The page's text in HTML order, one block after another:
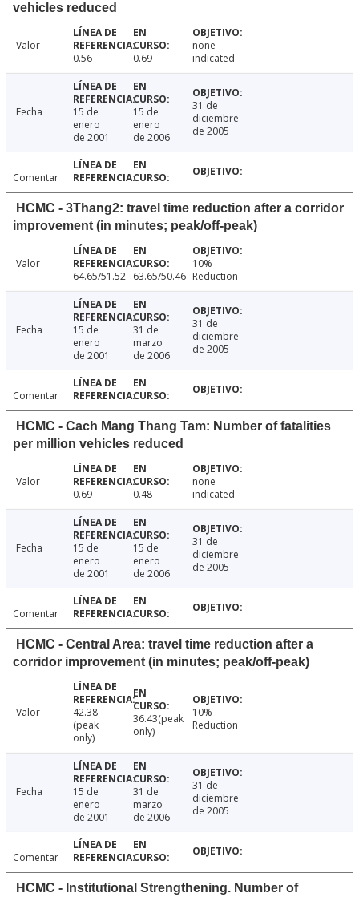
vehicles reduced
Valor
0.56
0.69
none
indicated
Fecha
15 de
enero
de 2001
15 de
enero
de 2006
31 de
diciembre
de 2005
Comentar
HCMC - 3Thang2: travel time reduction after a corridor
improvement (in minutes; peak/off-peak)
Valor
64.65/51.52
63.65/50.46
10%
Reduction
Fecha
15 de
enero
de 2001
31 de
marzo
de 2006
31 de
diciembre
de 2005
Comentar
HCMC - Cach Mang Thang Tam: Number of fatalities
per million vehicles reduced
Valor
0.69
0.48
none
indicated
Fecha
15 de
enero
de 2001
15 de
enero
de 2006
31 de
diciembre
de 2005
Comentar
HCMC - Central Area: travel time reduction after a
corridor improvement (in minutes; peak/off-peak)
Valor
42.38
(peak
only)
36.43(peak
only)
10%
Reduction
Fecha
15 de
enero
de 2001
31 de
marzo
de 2006
31 de
diciembre
de 2005
Comentar
HCMC - Institutional Strengthening. Number of